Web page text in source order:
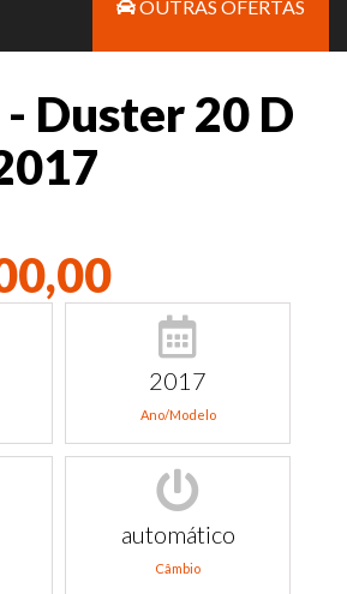
OUTRAS OFERTAS
Duster 20 D
2017
Ano/Modelo
automático
Câmbio